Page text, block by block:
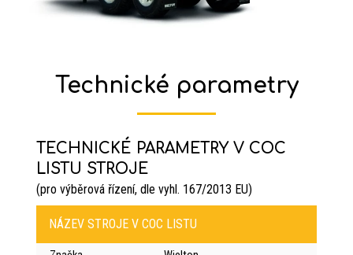
Technické parametry
TECHNICKÉ PARAMETRY V COC
LISTU STROJE
(pro výběrová řízení, dle vyhl. 167/2013 EU)
NÁZEV STROJE V COC LISTU